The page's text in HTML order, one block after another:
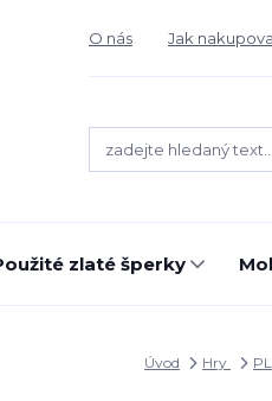
O nás Jak
zlaté šperky
Úvod Hry